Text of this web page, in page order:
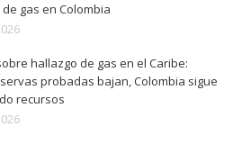
gas en Colombia
hallazgo de gas en el Caribe:
probadas bajan, Colombia sigue
recursos